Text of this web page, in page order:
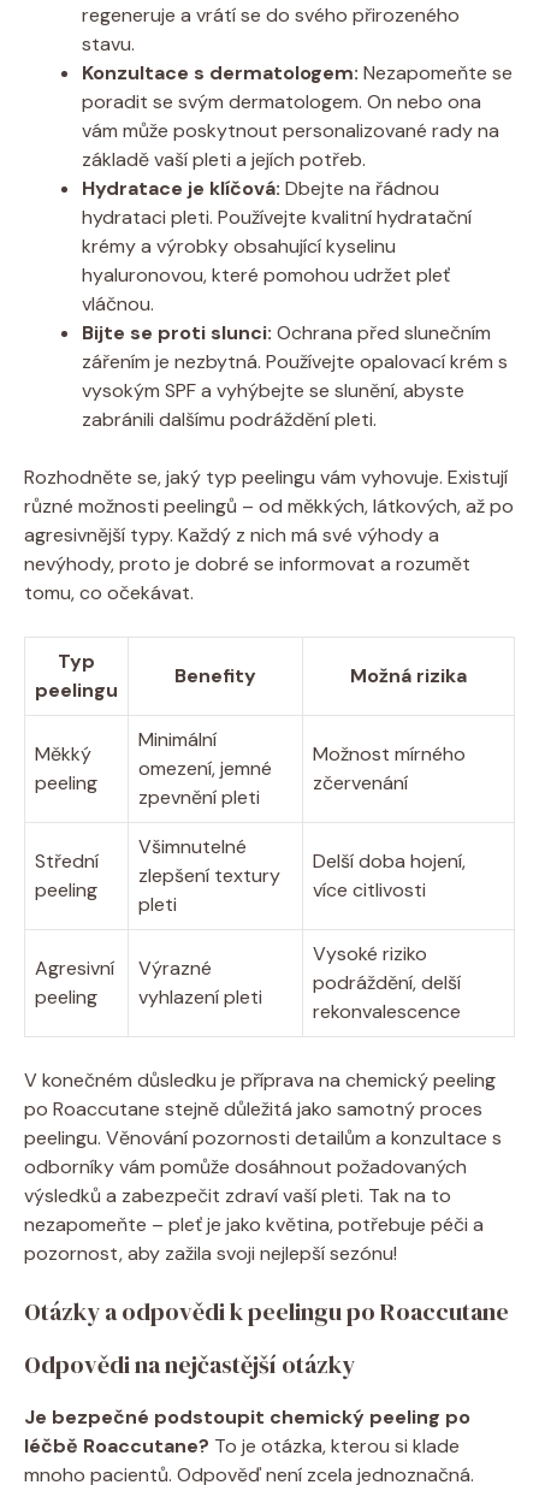
regeneruje a vrátí se do svého přirozeného
stavu.
Konzultace s dermatologem: Nezapomeňte se
poradit se svým dermatologem. On nebo ona
vám může poskytnout personalizované rady na
základě vaší pleti a jejích potřeb.
Hydratace je klíčová: Dbejte na řádnou
hydrataci pleti. Používejte kvalitní hydratační
krémy a výrobky obsahující kyselinu
hyaluronovou, které pomohou udržet pleť
vláčnou.
Bijte se proti slunci: Ochrana před slunečním
zářením je nezbytná. Používejte opalovací krém s
vysokým SPF a vyhýbejte se slunění, abyste
zabránili dalšímu podráždění pleti.
Rozhodněte se, jaký typ peelingu vám vyhovuje. Existují
různé možnosti peelingů – od měkkých, látkových, až po
agresivnější typy. Každý z nich má své výhody a
nevýhody, proto je dobré se informovat a rozumět
tomu, co očekávat.
Typ
peelingu
Benefity Možná rizika
Měkký
peeling
Minimální
omezení, jemné
zpevnění pleti
Možnost mírného
zčervenání
Střední
peeling
Všimnutelné
zlepšení textury
pleti
Delší doba hojení,
více citlivosti
Agresivní
peeling
Výrazné
vyhlazení pleti
Vysoké riziko
podráždění, delší
rekonvalescence
V konečném důsledku je příprava na chemický peeling
po Roaccutane stejně důležitá jako samotný proces
peelingu. Věnování pozornosti detailům a konzultace s
odborníky vám pomůže dosáhnout požadovaných
výsledků a zabezpečit zdraví vaší pleti. Tak na to
nezapomeňte – pleť je jako květina, potřebuje péči a
pozornost, aby zažila svoji nejlepší sezónu!
Otázky a odpovědi k peelingu po Roaccutane
Odpovědi na nejčastější otázky
Je bezpečné podstoupit chemický peeling po
léčbě Roaccutane? To je otázka, kterou si klade
mnoho pacientů. Odpověď není zcela jednoznačná.